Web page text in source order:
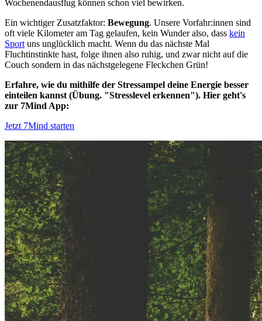
Wochenendausflug können schon viel bewirken.
Ein wichtiger Zusatzfaktor: Bewegung. Unsere Vorfahr:innen sind
oft viele Kilometer am Tag gelaufen, kein Wunder also, dass kein
Sport uns unglücklich macht. Wenn du das nächste Mal
Fluchtinstinkte hast, folge ihnen also ruhig, und zwar nicht auf die
Couch sondern in das nächstgelegene Fleckchen Grün!
Erfahre, wie du mithilfe der Stressampel deine Energie besser
einteilen kannst (Übung. "Stresslevel erkennen"). Hier geht's
zur 7Mind App:
Jetzt 7Mind starten